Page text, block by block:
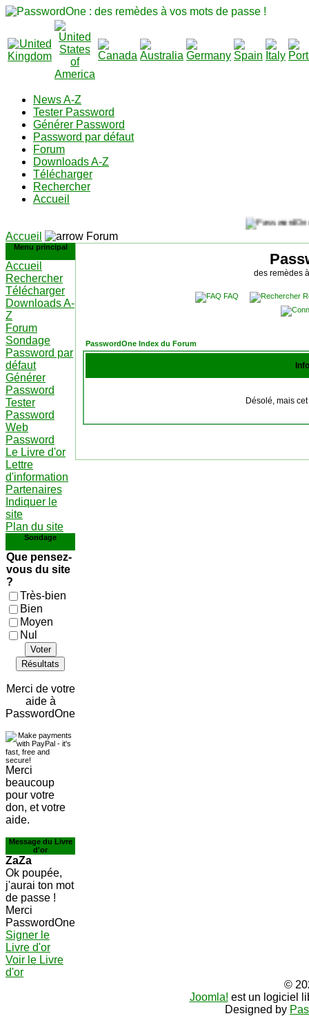
News A-Z
Tester Password
Générer Password
Password par défaut
Forum
Downloads A-Z
Télécharger
Rechercher
Accueil
Accueil Forum
Menu principal
Accueil
Rechercher
Télécharger
Downloads A-
Z
Forum
Sondage
Password par
défaut
Générer
Password
Tester
Password
Web
Password
Le Livre d'or
Lettre
d'information
Partenaires
Indiquer le
site
Plan du site
Sondage
Que pensez-
vous du site
?
Très-bien
Bien
Moyen
Nul
Voter
Résultats
Merci de votre
aide à
PasswordOne
Merci
beaucoup
pour votre
don, et votre
aide.
Message du Livre
d'or
ZaZa
Ok poupée,
j'aurai ton mot
de passe !
Merci
PasswordOne
Signer le
Livre d'or
Voir le Livre
d'or
des remèdes
FAQ
PasswordOne Index du Forum
Désolé, mais
©
Joomla! est un logiciel
Designed by